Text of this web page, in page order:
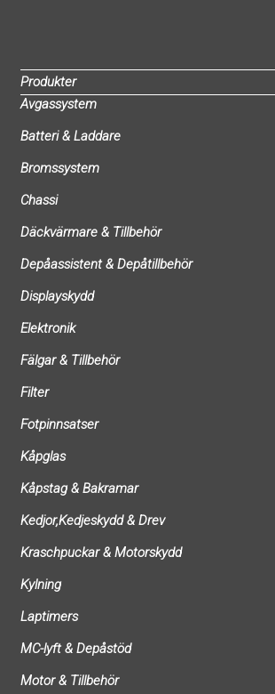
Produkter
Avgassystem
Batteri & Laddare
Bromssystem
Chassi
Däckvärmare & Tillbehör
Depåassistent & Depåtillbehör
Displayskydd
Elektronik
Fälgar & Tillbehör
Filter
Fotpinnsatser
Kåpglas
Kåpstag & Bakramar
Kedjor,Kedjeskydd & Drev
Kraschpuckar & Motorskydd
Kylning
Laptimers
MC-lyft & Depåstöd
Motor & Tillbehör